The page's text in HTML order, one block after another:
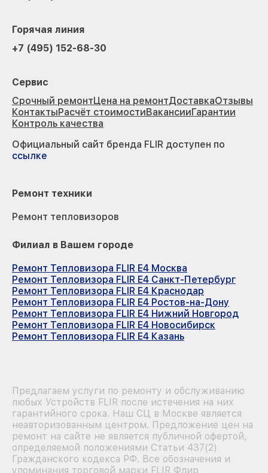
Горячая линия
+7 (495) 152-68-30
Сервис
Срочный ремонтЦена на ремонтДоставкаОтзывы
КонтактыРасчёт стоимостиВакансииГарантии
Контроль качества
Официальный сайт бренда FLIR доступен по
ссылке
Ремонт техники
Ремонт тепловизоров
Филиал в Вашем городе
Ремонт Тепловизора FLIR E4 Москва
Ремонт Тепловизора FLIR E4 Санкт-Петербург
Ремонт Тепловизора FLIR E4 Краснодар
Ремонт Тепловизора FLIR E4 Ростов-на-Дону
Ремонт Тепловизора FLIR E4 Нижний Новгород
Ремонт Тепловизора FLIR E4 Новосибирск
Ремонт Тепловизора FLIR E4 Казань
Предлагаем услуги по ремонту и обслуживанию
любых Устройств FLIR после истечения на них
гарантийного срока. Наш СЦ в Москве является
неавторизованным центром. Предложение цен на
ремонт на сайте не является публичной офертой,
определяемой положениями Статьи 437(2)
Гражданского кодекса РФ. Все обозначения и
упоминания торговой марки FLIR Флир